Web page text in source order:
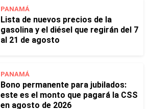
PANAMÁ
Lista de nuevos precios de la
gasolina y el diésel que regirán del 7
al 21 de agosto
PANAMÁ
Bono permanente para jubilados:
este es el monto que pagará la CSS
en agosto de 2026